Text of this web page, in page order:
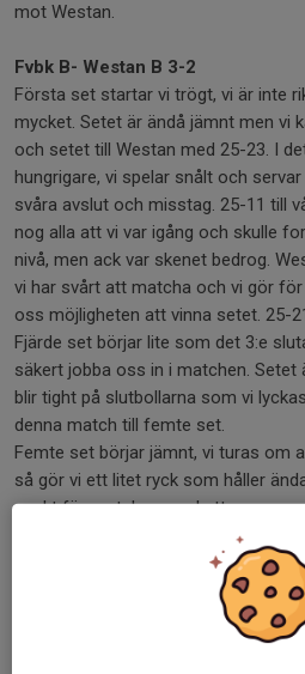
mot Westan.
Fvbk B- Westan B 3-2
Första set startar vi trögt, vi är inte
mycket. Setet är ändå jämnt men vi
och setet till Westan med 25-23. I
hungrigare, vi spelar snålt och
svåra avslut och misstag. 25-11 till
nog alla att vi var igång och skulle
nivå, men ack var skenet bedrog.
vi har svårt att matcha och vi gör
oss möjligheten att vinna setet. 25-
Fjärde set börjar lite som det 3:e
säkert jobba oss in i matchen. Setet
blir tight på slutbollarna som vi
denna match till femte set.
Femte set börjar jämnt, vi turas om
så gör vi ett litet ryck som håller
punkt för matchen med ett serve
troligen så satte den första 5-sets
energi mässigt och mentalt för vi
normalt inte gör. Skönt att till slut ro